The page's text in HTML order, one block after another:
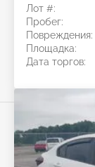
Лот #:
Пробег:
Повреждения:
Площадка:
Дата торгов: